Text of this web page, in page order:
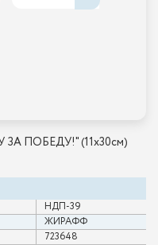
ПОБЕДУ!" (11х30см)
НДП-39
ЖИРАФФ
723648